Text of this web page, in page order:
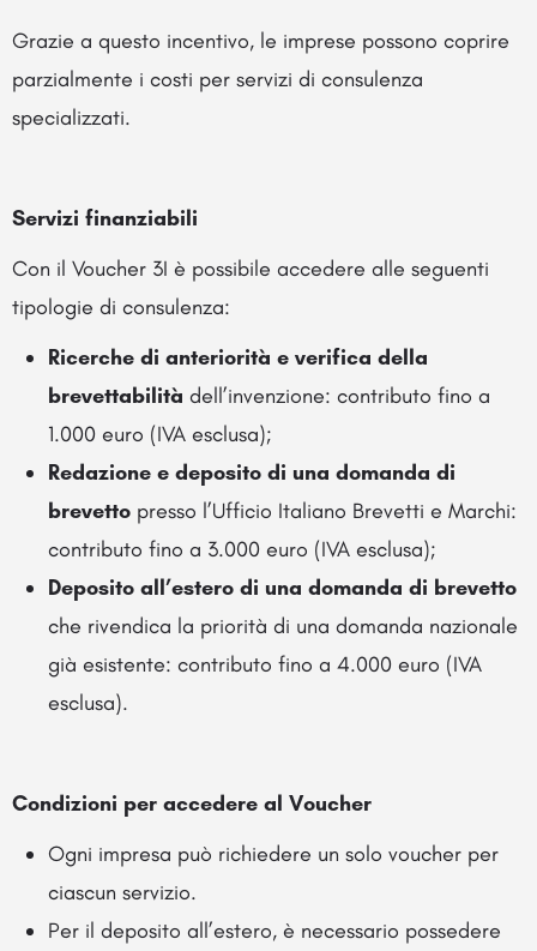
Grazie a questo incentivo, le imprese possono coprire
parzialmente i costi per servizi di consulenza
specializzati.
Servizi finanziabili
Con il Voucher 3I è possibile accedere alle seguenti
tipologie di consulenza:
Ricerche di anteriorità e verifica della
brevettabilità dell’invenzione: contributo fino a
1.000 euro (IVA esclusa);
Redazione e deposito di una domanda di
brevetto presso l’Ufficio Italiano Brevetti e Marchi:
contributo fino a 3.000 euro (IVA esclusa);
Deposito all’estero di una domanda di brevetto
che rivendica la priorità di una domanda nazionale
già esistente: contributo fino a 4.000 euro (IVA
esclusa).
Condizioni per accedere al Voucher
Ogni impresa può richiedere un solo voucher per
ciascun servizio.
Per il deposito all’estero, è necessario possedere